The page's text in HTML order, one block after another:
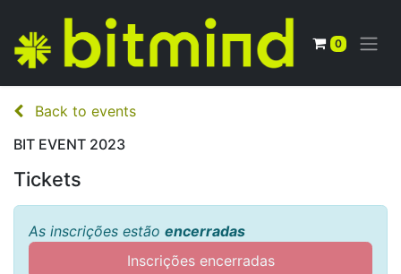
0
Back to events
BIT EVENT 2023
Tickets
As inscrições estão encerradas
Inscrições encerradas